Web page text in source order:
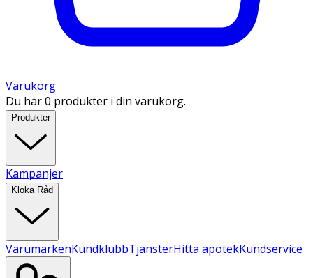
Varukorg
Du har 0 produkter i din varukorg.
Produkter
Kampanjer
Kloka Råd
VarumärkenKundklubbTjänsterHitta apotekKundservice